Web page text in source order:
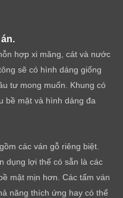
hợp xi măng, cát và nước
sẽ có hình dáng giống
tư mong muốn. Khung có
bề mặt và hình dáng đa
các ván gỗ riêng biệt.
dụng lợi thế có sẵn là các
mặt mịn hơn. Các tấm ván
năng thích ứng hay có thể